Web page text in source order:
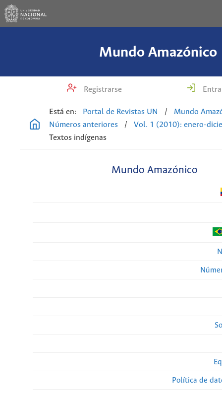
Mundo Amazónico
Registrarse
Está en: Portal de Revistas UN /
Mundo
Números anteriores
/
Vol. 1 (2010): enero-
Textos indígenas
Mundo Amazónico
Política de